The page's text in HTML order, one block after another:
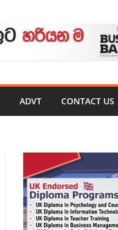
ADVT CONTACT US